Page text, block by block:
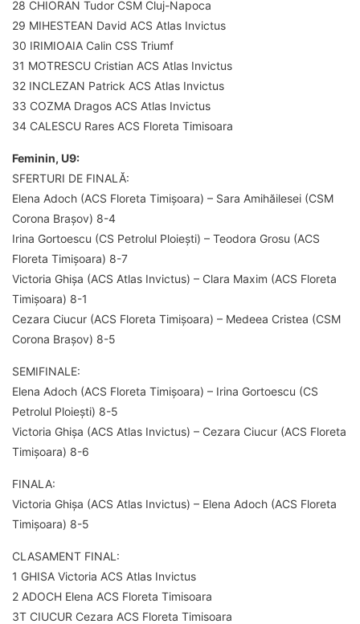
28 CHIORAN Tudor CSM Cluj-Napoca
29 MIHESTEAN David ACS Atlas Invictus
30 IRIMIOAIA Calin CSS Triumf
31 MOTRESCU Cristian ACS Atlas Invictus
32 INCLEZAN Patrick ACS Atlas Invictus
33 COZMA Dragos ACS Atlas Invictus
34 CALESCU Rares ACS Floreta Timisoara
Feminin, U9:
SFERTURI DE FINALĂ:
Elena Adoch (ACS Floreta Timișoara) – Sara Amihăilesei (CSM
Corona Brașov) 8-4
Irina Gortoescu (CS Petrolul Ploiești) – Teodora Grosu (ACS
Floreta Timișoara) 8-7
Victoria Ghișa (ACS Atlas Invictus) – Clara Maxim (ACS Floreta
Timișoara) 8-1
Cezara Ciucur (ACS Floreta Timișoara) – Medeea Cristea (CSM
Corona Brașov) 8-5
SEMIFINALE:
Elena Adoch (ACS Floreta Timișoara) – Irina Gortoescu (CS
Petrolul Ploiești) 8-5
Victoria Ghișa (ACS Atlas Invictus) – Cezara Ciucur (ACS Floreta
Timișoara) 8-6
FINALA:
Victoria Ghișa (ACS Atlas Invictus) – Elena Adoch (ACS Floreta
Timișoara) 8-5
CLASAMENT FINAL:
1 GHISA Victoria ACS Atlas Invictus
2 ADOCH Elena ACS Floreta Timisoara
3T CIUCUR Cezara ACS Floreta Timisoara